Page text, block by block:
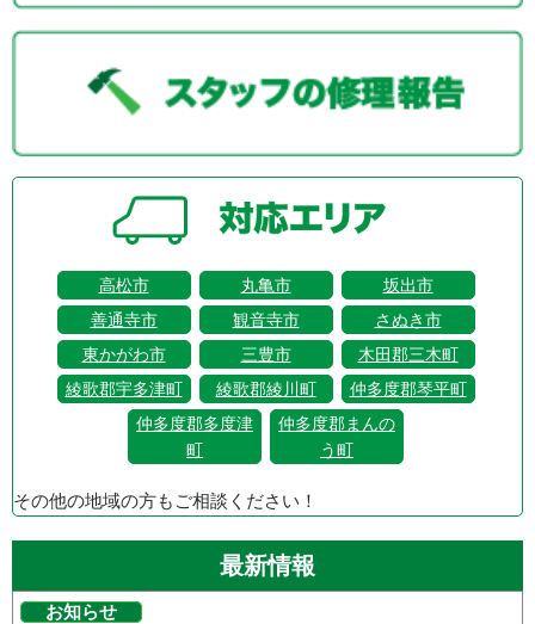
高松市 丸亀市
坂出市
善通寺市
観音寺市
さぬき市
東かがわ市
三豊市
木田郡三木町
綾歌郡宇多津町
綾歌郡綾川町
仲多度郡琴平町
仲多度郡多度津
町
仲多度郡まんの
う町
その他の地域の方もご相談ください！
最新情報
お知らせ